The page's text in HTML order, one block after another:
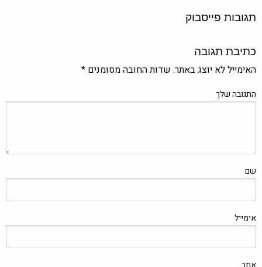
תגובות פייסבוק
כתיבת תגובה
האימייל לא יוצג באתר. שדות החובה מסומנים *
התגובה שלך
שם
אימייל